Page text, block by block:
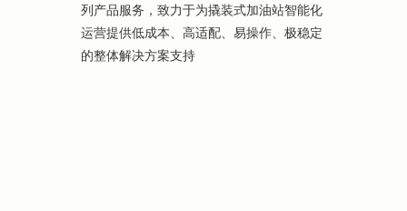
列产品服务，致力于为撬装式加油站智能化
运营提供低成本、高适配、易操作、极稳定
的整体解决方案支持